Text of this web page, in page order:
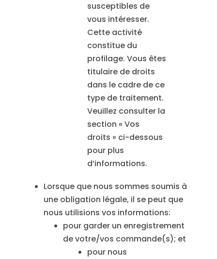
susceptibles de
vous intéresser.
Cette activité
constitue du
profilage. Vous êtes
titulaire de droits
dans le cadre de ce
type de traitement.
Veuillez consulter la
section « Vos
droits » ci-dessous
pour plus
d’informations.
Lorsque que nous sommes soumis à
une obligation légale, il se peut que
nous utilisions vos informations:
pour garder un enregistrement
de votre/vos commande(s); et
pour nous